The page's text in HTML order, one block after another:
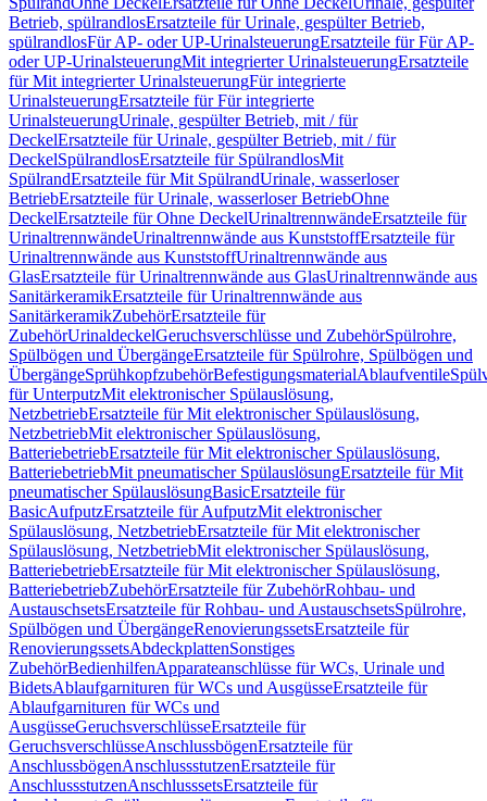
Betrieb, spülrandlosErsatzteile für Urinale, gespülter Betrieb,
spülrandlosFür AP- oder UP-UrinalsteuerungErsatzteile für Für AP-
oder UP-UrinalsteuerungMit integrierter UrinalsteuerungErsatzteile
für Mit integrierter UrinalsteuerungFür integrierte
UrinalsteuerungErsatzteile für Für integrierte
UrinalsteuerungUrinale, gespülter Betrieb, mit / für
DeckelErsatzteile für Urinale, gespülter Betrieb, mit / für
DeckelSpülrandlosErsatzteile für SpülrandlosMit
SpülrandErsatzteile für Mit SpülrandUrinale, wasserloser
BetriebErsatzteile für Urinale, wasserloser BetriebOhne
DeckelErsatzteile für Ohne DeckelUrinaltrennwändeErsatzteile für
UrinaltrennwändeUrinaltrennwände aus KunststoffErsatzteile für
Urinaltrennwände aus KunststoffUrinaltrennwände aus
GlasErsatzteile für Urinaltrennwände aus GlasUrinaltrennwände aus
SanitärkeramikErsatzteile für Urinaltrennwände aus
SanitärkeramikZubehörErsatzteile für
ZubehörUrinaldeckelGeruchsverschlüsse und ZubehörSpülrohre,
Spülbögen und ÜbergängeErsatzteile für Spülrohre, Spülbögen und
ÜbergängeSprühkopfzubehörBefestigungsmaterialAblaufventile
für UnterputzMit elektronischer Spülauslösung,
NetzbetriebErsatzteile für Mit elektronischer Spülauslösung,
NetzbetriebMit elektronischer Spülauslösung,
BatteriebetriebErsatzteile für Mit elektronischer Spülauslösung,
BatteriebetriebMit pneumatischer SpülauslösungErsatzteile für Mit
pneumatischer SpülauslösungBasicErsatzteile für
BasicAufputzErsatzteile für AufputzMit elektronischer
Spülauslösung, NetzbetriebErsatzteile für Mit elektronischer
Spülauslösung, NetzbetriebMit elektronischer Spülauslösung,
BatteriebetriebErsatzteile für Mit elektronischer Spülauslösung,
BatteriebetriebZubehörErsatzteile für ZubehörRohbau- und
AustauschsetsErsatzteile für Rohbau- und AustauschsetsSpülrohre,
Spülbögen und ÜbergängeRenovierungssetsErsatzteile für
RenovierungssetsAbdeckplattenSonstiges
ZubehörBedienhilfenApparateanschlüsse für WCs, Urinale und
BidetsAblaufgarnituren für WCs und AusgüsseErsatzteile für
Ablaufgarnituren für WCs und
AusgüsseGeruchsverschlüsseErsatzteile für
GeruchsverschlüsseAnschlussbögenErsatzteile für
AnschlussbögenAnschlussstutzenErsatzteile für
AnschlussstutzenAnschlusssetsErsatzteile für